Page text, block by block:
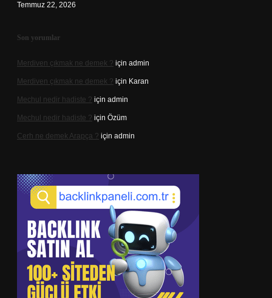
Temmuz 22, 2026
Son yorumlar
Merdiven çıkmak ne demek ? için admin
Merdiven çıkmak ne demek ? için Karan
Mechul nedir hadiste ? için admin
Mechul nedir hadiste ? için Özüm
Cerh ne demek Arapça ? için admin